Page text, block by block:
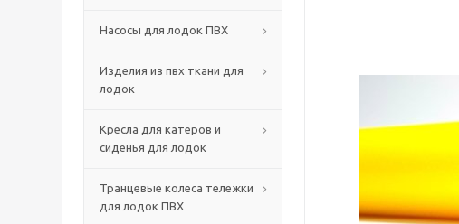
Насосы для лодок ПВХ
Изделия из пвх ткани для
лодок
Кресла для катеров и
сиденья для лодок
Транцевые колеса тележки
для лодок ПВХ